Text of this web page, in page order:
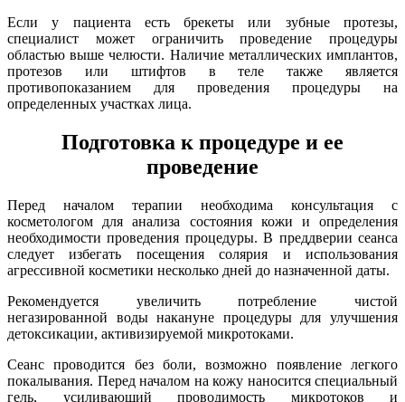
Если у пациента есть брекеты или зубные протезы,
специалист может ограничить проведение процедуры
областью выше челюсти. Наличие металлических имплантов,
протезов или штифтов в теле также является
противопоказанием для проведения процедуры на
определенных участках лица.
Подготовка к процедуре и ее
проведение
Перед началом терапии необходима консультация с
косметологом для анализа состояния кожи и определения
необходимости проведения процедуры. В преддверии сеанса
следует избегать посещения солярия и использования
агрессивной косметики несколько дней до назначенной даты.
Рекомендуется увеличить потребление чистой
негазированной воды накануне процедуры для улучшения
детоксикации, активизируемой микротоками.
Сеанс проводится без боли, возможно появление легкого
покалывания. Перед началом на кожу наносится специальный
гель, усиливающий проводимость микротоков и